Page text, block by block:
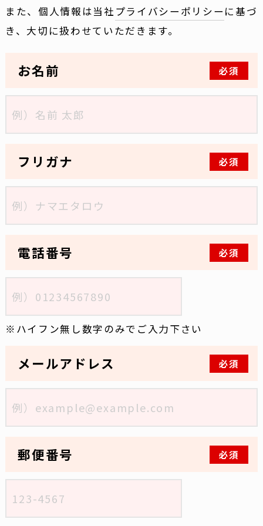
また、個人情報は当社 プライバシーポリシー に基づ
き、大切に扱わせていただきます。
お名前 必須
フリガナ 必須
電話番号 必須
ハイフン無し数字のみでご入力下さい
メールアドレス 必須
郵便番号 必須